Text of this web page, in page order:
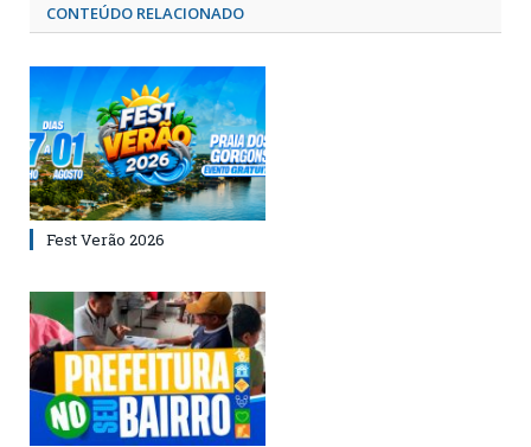
CONTEÚDO RELACIONADO
Fest Verão 2026